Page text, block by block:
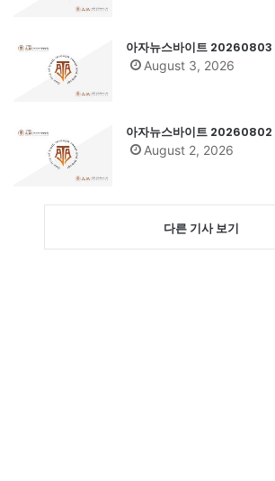
아자뉴스바이트 20260803
August 3, 2026
아자뉴스바이트 20260802
August 2, 2026
다른 기사 보기